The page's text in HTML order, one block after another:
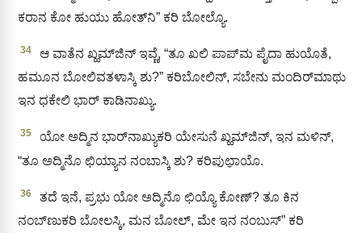
ಕರಾನ ಕೋ ಹುಯು ಹೋತ್‌ನಿ” ಕರಿ ಬೋಲ್ಯೊ.
34
ಆ ವಾತೆನ ಖ್ಹಮ್‌ಜಿನ್‌ ಇವ್ಣೆ, “ತೂ ಖಲಿ ಪಾಪ್‌ಮ ಪೈದಾ ಹುಯೊತೆ,
ಹಮೂನ ಬೋಲಿವತಳಾಸ್ಕಿ ಶು?” ಕರಿಬೋಲಿನ್‌, ಸಬೇನು ಮಂದಿರ್‌ಮಾಥು
ಇನ ಧಕೇಲಿ ಭಾರ್‌ ಕಾಡಿನಾಖ್ಯು.
35
ಯೋ ಅದ್ಮಿನ ಭಾರ್‌ನಾಖ್ಯುಕರಿ ಯೇಸುನೆ ಖ್ಹಮ್‌ಜಿನ್‌, ಇನ ಮಳಿನ್,
“ತೂ ಅದ್ಮಿನೊ ಛಿಯ್ಯಾನ ನಂಬಾಸ್ಕಿ ಶು? ಕರಿಪುಛಾ಼ಯೊ.
36
ತದೆ ಇನೆ, ಪ್ರಭು ಯೋ ಅದ್ಮಿನೊ ಛಿಯ್ಯೊ ಕೋಣ್? ತೂ ಕಿನ
ನಂಬ್‍ಣುಕರಿ ಬೋಲಸ್ಕಿ, ಮನ ಬೋಲ್, ಮೇ ಇನ ನಂಬುಸ್‌” ಕರಿ